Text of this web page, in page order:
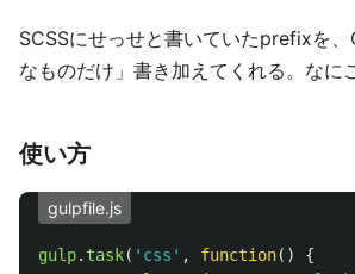
SCSSにせっせと書いていたprefixを
なものだけ」書き加えてくれる。なに
使い方
gulpfile.js
gulp. task( ' css ' , function()
{